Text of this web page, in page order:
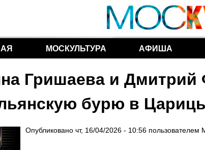
сайтаМОСКУЛЬТУРА АФИША
Гришаева и Дмитрий
бурю в
Опубликовано чт, 16/04/2026 - 10:56 пользователем